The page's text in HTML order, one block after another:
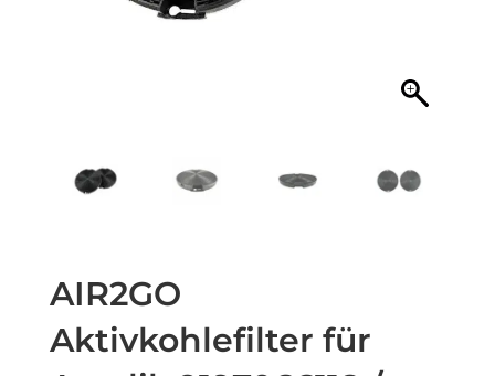
AIR2GO
Aktivkohlefilter für